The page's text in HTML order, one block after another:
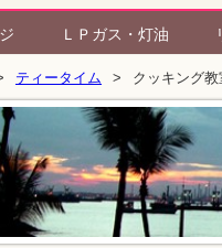
ＬＰガス・灯油
ティータイム クッキング教